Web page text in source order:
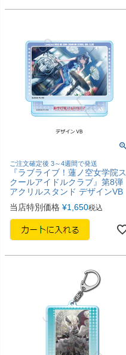
ご注文確定後 3～4週間で発送
『ラブライブ！蓮ノ空女学院ス
クールアイドルクラブ』第8弾
アクリルスタンド デザインVB
当店特別価格 ¥1,650税込